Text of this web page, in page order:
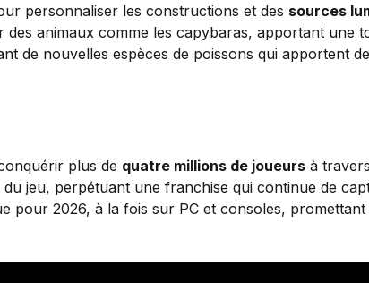
personnaliser les constructions et des sources
animaux comme les capybaras, apportant une
de nouvelles espèces de poissons qui apportent
plus de quatre millions de joueurs à
jeu, perpétuant une franchise qui continue de
pour 2026, à la fois sur PC et consoles,